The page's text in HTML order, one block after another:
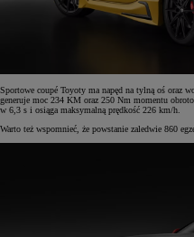
Sportowe coupé Toyoty ma napęd na tylną oś oraz
generuje moc 234 KM oraz 250 Nm momentu
w 6,3 s i osiąga maksymalną prędkość 226 km/h.
Warto też wspomnieć, że powstanie zaledwie 860